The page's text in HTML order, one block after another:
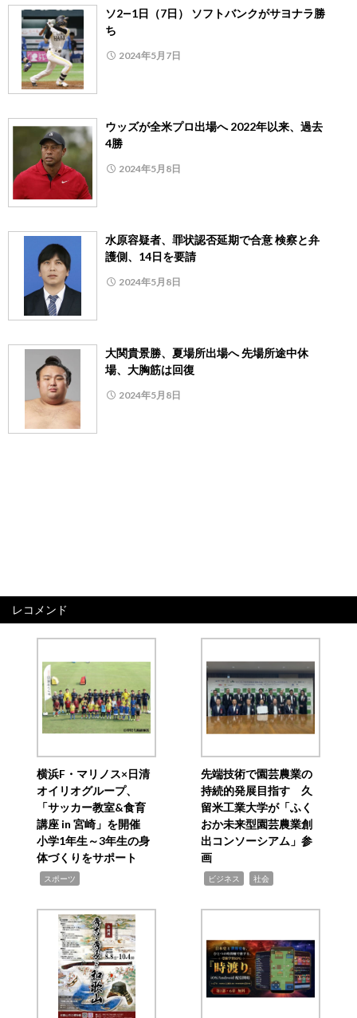
ソ2―1日（7日） ソフトバンクがサヨナラ勝
ち
2024年5月7日
ウッズが全米プロ出場へ 2022年以来、過去
4勝
2024年5月8日
水原容疑者、罪状認否延期で合意 検察と弁
護側、14日を要請
2024年5月8日
大関貴景勝、夏場所出場へ 先場所途中休
場、大胸筋は回復
2024年5月8日
レコメンド
横浜F・マリノス×日清
オイリオグループ、
「サッカー教室&食育
講座 in 宮崎」を開催
小学1年生～3年生の身
体づくりをサポート
スポーツ
先端技術で園芸農業の
持続的発展目指す 久
留米工業大学が「ふく
おか未来型園芸農業創
出コンソーシアム」参
画
ビジネス 社会